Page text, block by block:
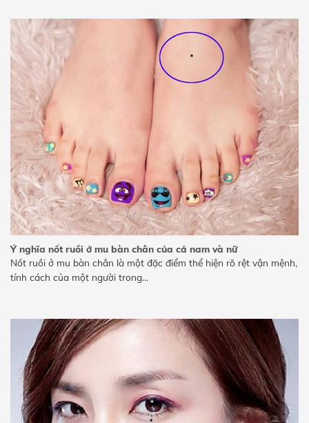
Ý nghĩa nốt ruồi ở mu bàn chân của cả nam và nữ
Nốt ruồi ở mu bàn chân là một đặc điểm thể hiện rõ rệt vận mệnh,
tính cách của một người trong...